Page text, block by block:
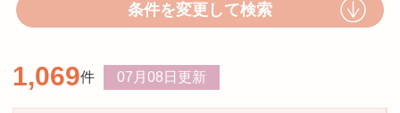
老人ホームの種類
条件を変更して検索
1,069件 07月08日 更新